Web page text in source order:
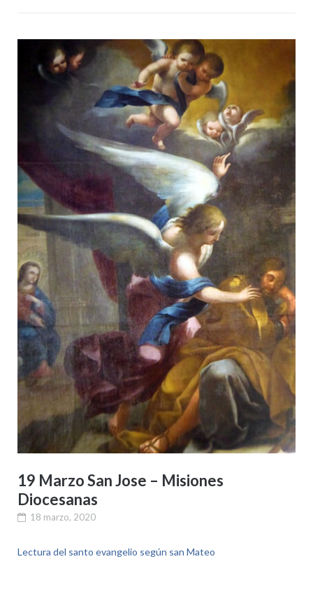
19 Marzo San Jose – Misiones
Diocesanas
18 marzo, 2020
Lectura del santo evangelio según san Mateo